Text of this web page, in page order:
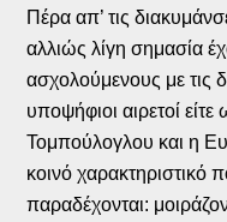
Πέρα απ’ τις
αλλιώς λίγη σημασία
ασχολούμενους με τις
υποψήφιοι αιρετοί
Τομπούλογλου και η
κοινό χαρακτηριστικό
παραδέχονται: